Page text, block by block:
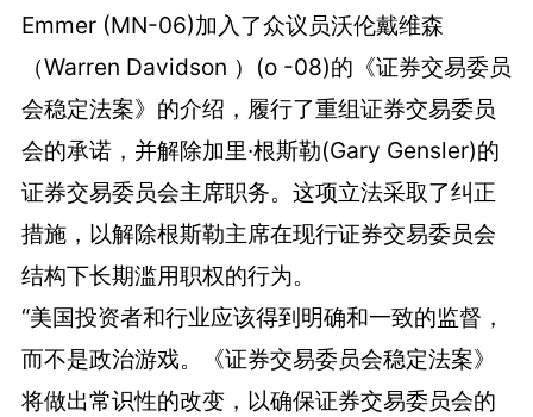
Emmer (MN-06)加入了众议员沃伦戴维森
（Warren Davidson ）(o -08)的《证券交易委员
会稳定法案》的介绍，履行了重组证券交易委员
会的承诺，并解除加里·根斯勒(Gary Gensler)的
证券交易委员会主席职务。这项立法采取了纠正
措施，以解除根斯勒主席在现行证券交易委员会
结构下长期滥用职权的行为。
“美国投资者和行业应该得到明确和一致的监督，
而不是政治游戏。《证券交易委员会稳定法案》
将做出常识性的改变，以确保证券交易委员会的